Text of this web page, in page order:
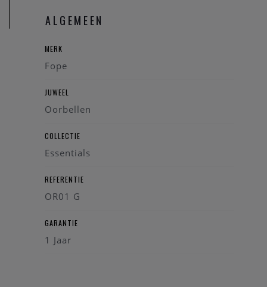
ALGEMEEN
MERK
Fope
JUWEEL
Oorbellen
COLLECTIE
Essentials
REFERENTIE
OR01 G
GARANTIE
1 Jaar